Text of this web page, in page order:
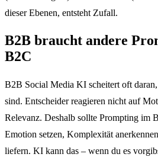
dieser Ebenen, entsteht Zufall.
B2B braucht andere
B2C
B2B Social Media KI scheitert oft daran,
sind. Entscheider reagieren nicht auf
Relevanz. Deshalb sollte Prompting im
Emotion setzen, Komplexität
liefern. KI kann das – wenn du es